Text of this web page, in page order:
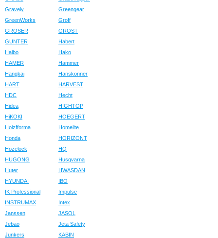
Gravely
Greengear
GreenWorks
Groff
GROSER
GROST
GUNTER
Habert
Haibo
Hako
HAMER
Hammer
Hangkai
Hanskonner
HART
HARVEST
HDC
Hecht
Hidea
HIGHTOP
HiKOKI
HOEGERT
Holzfforma
Homelite
Honda
HORIZONT
Hozelock
HQ
HUGONG
Husqvarna
Huter
HWASDAN
HYUNDAI
IBO
IK Professional
Impulse
INSTRUMAX
Intex
Janssen
JASOL
Jebao
Jeta Safety
Junkers
KABIN